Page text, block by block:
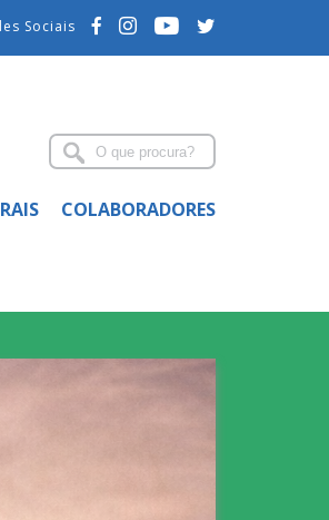
Sociais
COLABORADORES